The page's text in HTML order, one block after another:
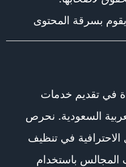
بسرقة المحتوى
في تقديم خدمات
السعودية. نحرص
في تنظيف
المجالس باستخدام